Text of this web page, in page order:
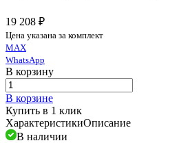
19 208 ₽
Цена указана за комплект
MAX
WhatsApp
В корзину
В корзине
Купить в 1 клик
ХарактеристикиОписание
В наличии